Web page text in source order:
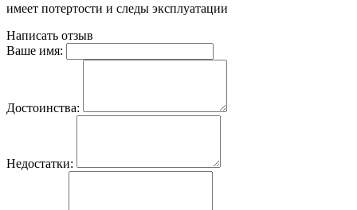
имеет потертости и следы эксплуатации
Написать отзыв
Ваше имя:
Достоинства:
Недостатки: